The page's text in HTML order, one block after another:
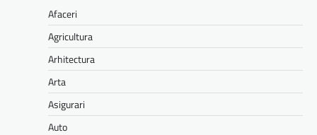
Afaceri
Agricultura
Arhitectura
Arta
Asigurari
Auto